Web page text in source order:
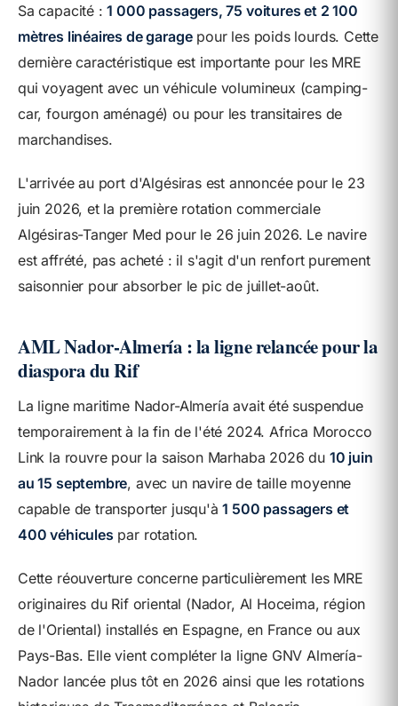
Sa capacité :1 000 passagers, 75 voitures et 2 100
mètres linéaires de garagepour les poids lourds. Cette
dernière caractéristique est importante pour les MRE
qui voyagent avec un véhicule volumineux (camping-
car, fourgon aménagé) ou pour les transitaires de
marchandises.
L'arrivée au port d'Algésiras est annoncée pour le 23
juin 2026, et la première rotation commerciale
Algésiras-Tanger Med pour le 26 juin 2026. Le navire
est affrété, pas acheté : il s'agit d'un renfort purement
saisonnier pour absorber le pic de juillet-août.
AML Nador-Almería : la ligne relancée pour la
diaspora du Rif
La ligne maritime Nador-Almería avait été suspendue
temporairement à la fin de l'été 2024. Africa Morocco
Link la rouvre pour la saison Marhaba 2026 du 10 juin
au 15 septembre, avec un navire de taille moyenne
capable de transporter jusqu'à1 500 passagers et
400 véhiculespar rotation.
Cette réouverture concerne particulièrement les MRE
originaires du Rif oriental (Nador, Al Hoceima, région
de l'Oriental) installés en Espagne, en France ou aux
Pays-Bas. Elle vient compléter la ligne GNV Almería-
Nador lancée plus tôt en 2026 ainsi que les rotations